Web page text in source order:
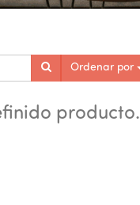
Ordenar por
producto.